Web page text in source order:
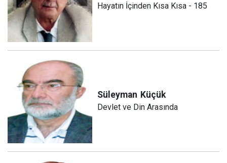
Hayatın İçinden Kısa Kısa - 185
Süleyman Küçük
Devlet ve Din Arasında